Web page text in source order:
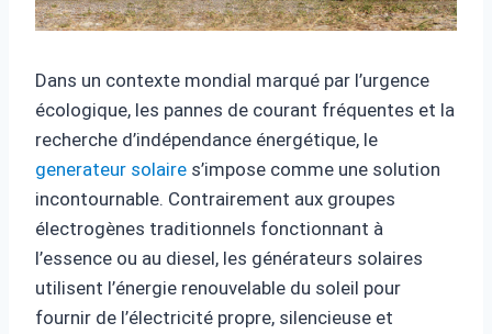
Dans un contexte mondial marqué par l’urgence
écologique, les pannes de courant fréquentes et la
recherche d’indépendance énergétique, le
generateur solaire s’impose comme une solution
incontournable. Contrairement aux groupes
électrogènes traditionnels fonctionnant à
l’essence ou au diesel, les générateurs solaires
utilisent l’énergie renouvelable du soleil pour
fournir de l’électricité propre, silencieuse et